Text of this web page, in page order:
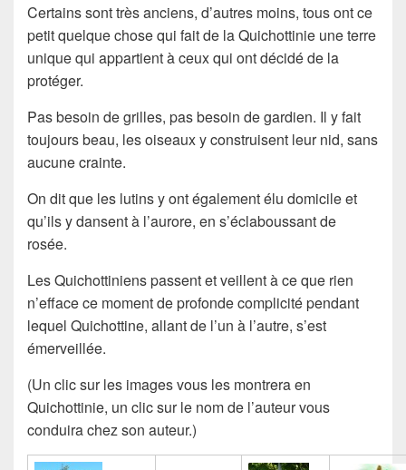
Certains sont très anciens, d’autres moins, tous ont ce
petit quelque chose qui fait de la Quichottinie une terre
unique qui appartient à ceux qui ont décidé de la
protéger.
Pas besoin de grilles, pas besoin de gardien. Il y fait
toujours beau, les oiseaux y construisent leur nid, sans
aucune crainte.
On dit que les lutins y ont également élu domicile et
qu’ils y dansent à l’aurore, en s’éclaboussant de
rosée.
Les Quichottiniens passent et veillent à ce que rien
n’efface ce moment de profonde complicité pendant
lequel Quichottine, allant de l’un à l’autre, s’est
émerveillée.
(Un clic sur les images vous les montrera en
Quichottinie, un clic sur le nom de l’auteur vous
conduira chez son auteur.)